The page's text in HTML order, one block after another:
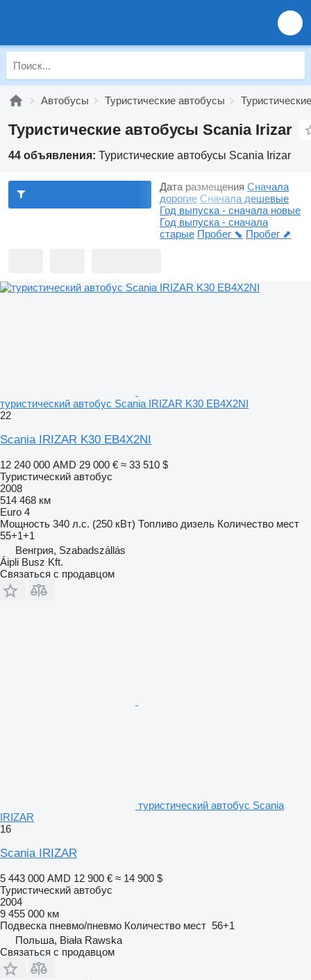
Автобусы Туристические автобусы
Туристические автобусы Scania Irizar
44 объявления: Туристические автобусы Scania Irizar
Дата размещения Сначала
дорогие Сначала дешевые
Год выпуска - сначала новые
Год выпуска - сначала
старые Пробег ⬊ Пробег ⬈
туристический автобус Scania IRIZAR K30 EB4X2NI
22
Scania IRIZAR K30 EB4X2NI
12 240 000 AMD 29 000 € ≈ 33 510 $
Туристический автобус
2008
514 468 км
Euro 4
Мощность 340 л.с. (250 кВт) Топливо дизель Количество мест
55+1+1
Венгрия, Szabadszállás
Áipli Busz Kft.
Связаться с продавцом
туристический автобус Scania
IRIZAR
16
Scania IRIZAR
5 443 000 AMD 12 900 € ≈ 14 900 $
Туристический автобус
2004
9 455 000 км
Подвеска пневмо/пневмо Количество мест 56+1
Польша, Biała Rawska
Связаться с продавцом